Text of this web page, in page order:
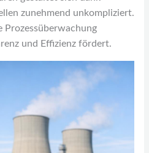
zunehmend unkompliziert.
Prozessüberwachung
und Effizienz fördert.